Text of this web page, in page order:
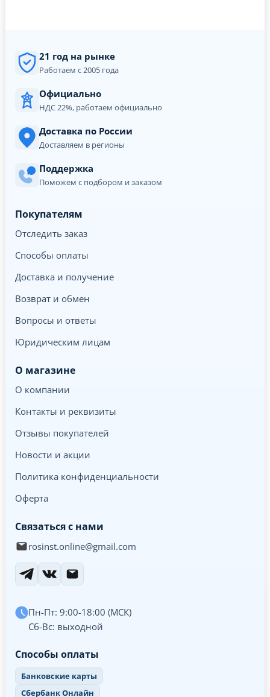
21 год на рынке
Работаем с 2005 года
Официально
НДС 22%, работаем официально
Доставка по России
Доставляем в регионы
Поддержка
Поможем с подбором и заказом
Покупателям
Отследить заказ
Способы оплаты
Доставка и получение
Возврат и обмен
Вопросы и ответы
Юридическим лицам
О магазине
О компании
Контакты и реквизиты
Отзывы покупателей
Новости и акции
Политика конфиденциальности
Оферта
Связаться с нами
rosinst.online@gmail.com
Пн-Пт: 9:00-18:00 (МСК)
Сб-Вс: выходной
Способы оплаты
Банковские карты
Сбербанк Онлайн